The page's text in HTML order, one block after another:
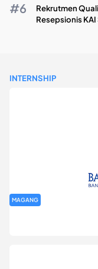
Rekrutmen
Resepsionis
INTERNSHIP
MAGANG